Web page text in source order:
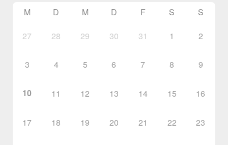
M D M D F S S
27 28 29 30 31 1 2
3 4 5 6 7 8 9
10 11 12 13 14 15 16
17 18 19 20 21 22 23